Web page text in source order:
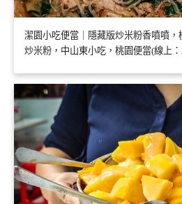
潔園小吃便當｜隱藏版炒米粉香噴噴
炒米粉，中山東小吃，桃園便當(線上